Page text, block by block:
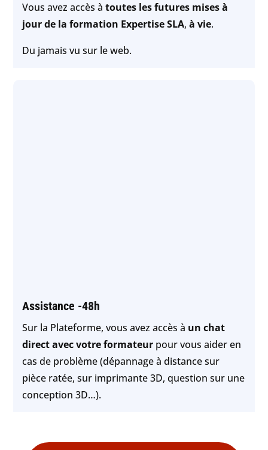
Vous avez accès àtoutes les futures mises à
jour de la formation Expertise SLA,à vie.
Du jamais vu sur le web.
Assistance -48h
Sur la Plateforme, vous avez accès à un chat
direct avec votre formateur pour vous aider en
cas de problème (dépannage à distance sur
pièce ratée, sur imprimante 3D, question sur une
conception 3D…).